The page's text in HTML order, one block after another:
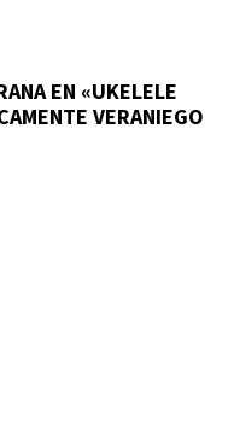
EN «UKELELE
VERANIEGO